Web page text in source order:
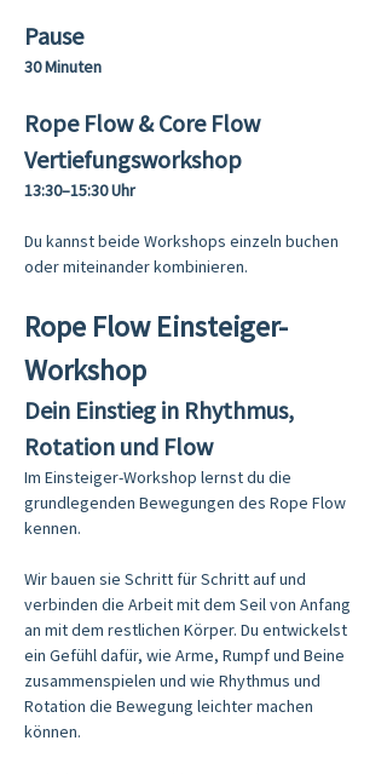
Pause
30 Minuten
Rope Flow & Core Flow
Vertiefungsworkshop
13:30–15:30 Uhr
Du kannst beide Workshops einzeln buchen
oder miteinander kombinieren.
Rope Flow Einsteiger-
Workshop
Dein Einstieg in Rhythmus,
Rotation und Flow
Im Einsteiger-Workshop lernst du die
grundlegenden Bewegungen des Rope Flow
kennen.
Wir bauen sie Schritt für Schritt auf und
verbinden die Arbeit mit dem Seil von Anfang
an mit dem restlichen Körper. Du entwickelst
ein Gefühl dafür, wie Arme, Rumpf und Beine
zusammenspielen und wie Rhythmus und
Rotation die Bewegung leichter machen
können.